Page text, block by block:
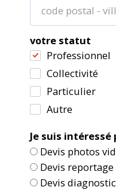
votre statut
Professionnel
Collectivité
Particulier
Autre
Je suis intéressé
Devis photos
Devis reportage
Devis diagnostic